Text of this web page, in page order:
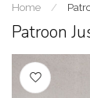
Home /
Patroon